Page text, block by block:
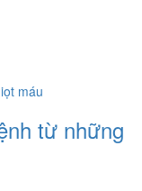
từ những